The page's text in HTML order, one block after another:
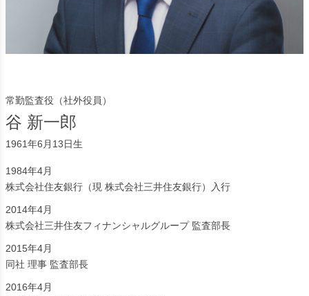
常勤監査役（社外役員）
谷 新一郎
1961年6月13日生
1984年4月
株式会社住友銀行（現 株式会社三井住友銀行）入行
2014年4月
株式会社三井住友フィナンシャルグループ 監査部長
2015年4月
同社 理事 監査部長
2016年4月